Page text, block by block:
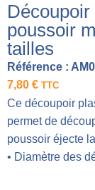
poussoir
tailles
Référence :
7,80 € TTC
Ce découpoir
permet de
poussoir éjecte
• Diamètre des